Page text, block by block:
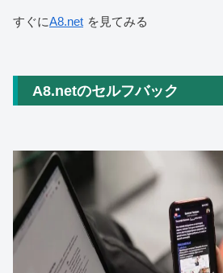
すぐにA8.net を見てみる
A8.netのセルフバック